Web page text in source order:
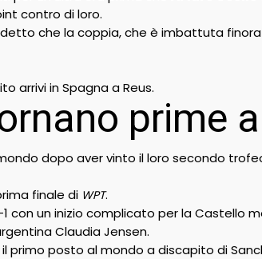
contro di loro.
che la coppia, che è imbattuta finora
arrivi in Spagna a Reus.
prime
dopo aver vinto il loro secondo
finale di WPT.
un inizio complicato per la Castello
Claudia Jensen.
posto al mondo a discapito di